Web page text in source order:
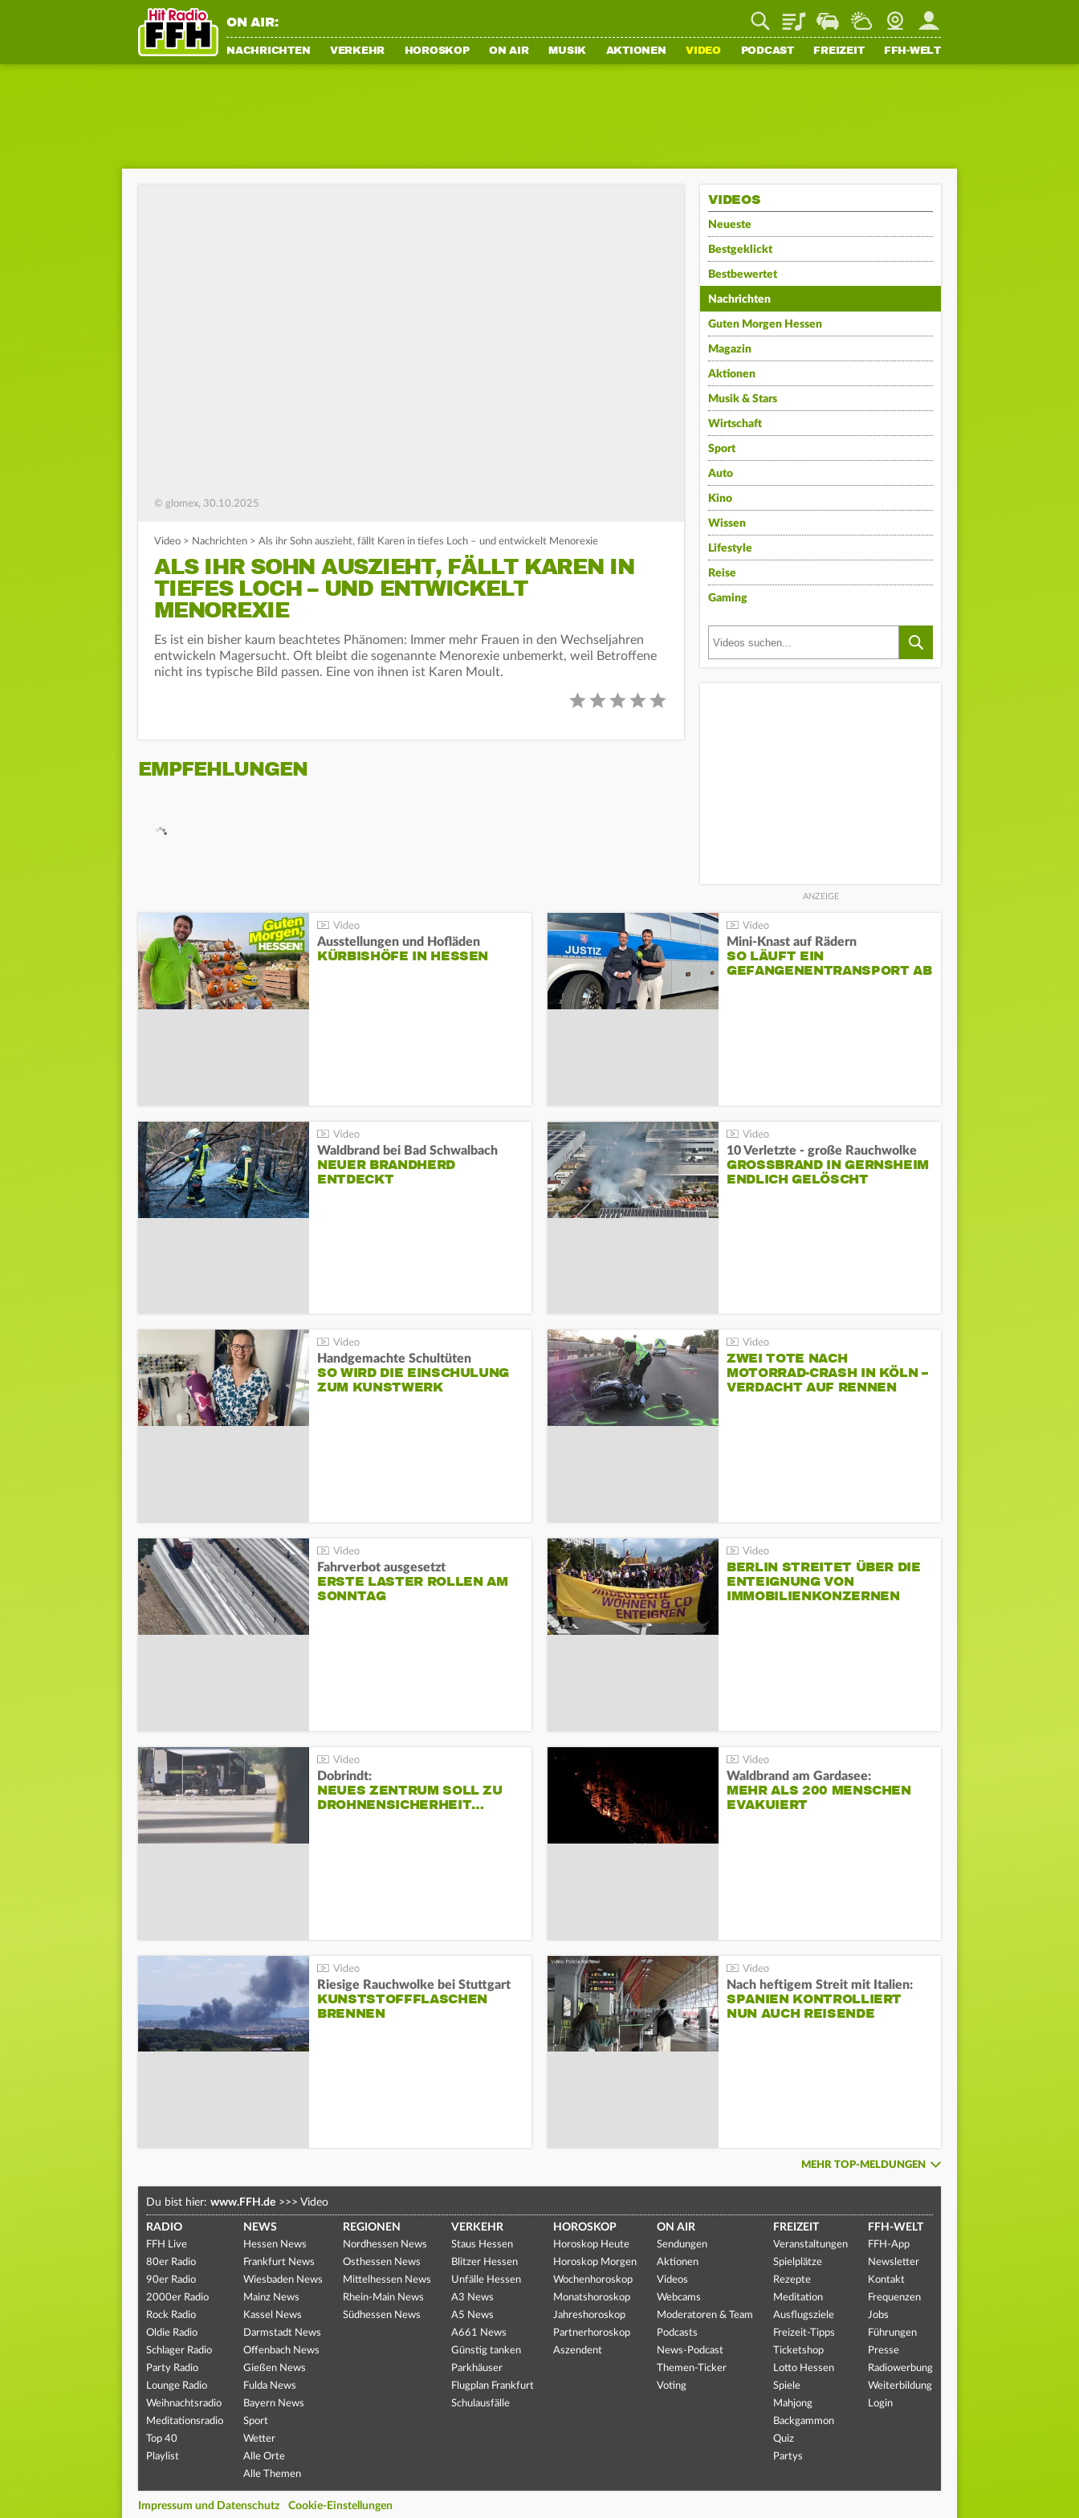
ON AIR: PlaylistStaupilotWetterWebcamMein FFH
NACHRICHTEN VERKEHR HOROSKOP ON AIR MUSIK AKTIONEN VIDEO PODCAST FREIZEIT FFH-WELT
© glomex, 30.10.2025
Video > Nachrichten > Als ihr Sohn auszieht, fällt Karen in tiefes Loch – und entwickelt Menorexie
ALS IHR SOHN AUSZIEHT, FÄLLT KAREN IN
TIEFES LOCH – UND ENTWICKELT
MENOREXIE
Es ist ein bisher kaum beachtetes Phänomen: Immer mehr Frauen in den Wechseljahren
entwickeln Magersucht. Oft bleibt die sogenannte Menorexie unbemerkt, weil Betroffene
nicht ins typische Bild passen. Eine von ihnen ist Karen Moult.
EMPFEHLUNGEN
VIDEOS
Neueste
Bestgeklickt
Bestbewertet
Nachrichten
Guten Morgen Hessen
Magazin
Aktionen
Musik & Stars
Wirtschaft
Sport
Auto
Kino
Wissen
Lifestyle
Reise
Gaming
Ausstellungen und Hofläden
KÜRBISHÖFE IN HESSEN
Mini-Knast auf Rädern
SO LÄUFT EIN
GEFANGENENTRANSPORT AB
Waldbrand bei Bad Schwalbach
NEUER BRANDHERD
ENTDECKT
10 Verletzte - große Rauchwolke
GROSSBRAND IN GERNSHEIM E
NDLICH GELÖSCHT
Handgemachte Schultüten
SO WIRD DIE EINSCHULUNG
ZUM KUNSTWERK
ZWEI TOTE NACH
MOTORRAD-CRASH IN KÖLN –
VERDACHT AUF RENNEN
Fahrverbot ausgesetzt
ERSTE LASTER ROLLEN AM
SONNTAG
BERLIN STREITET ÜBER DIE
ENTEIGNUNG VON
IMMOBILIENKONZERNEN
Dobrindt:
NEUES ZENTRUM SOLL ZU
DROHNENSICHERHEIT…
Waldbrand am Gardasee:
MEHR ALS 200 MENSCHEN
EVAKUIERT
Riesige Rauchwolke bei Stuttgart
KUNSTSTOFFFLASCHEN
BRENNEN
Nach heftigem Streit mit Italien:
SPANIEN KONTROLLIERT
NUN AUCH REISENDE
MEHR TOP-MELDUNGEN
Du bist hier: www.FFH.de >>> Video
RADIO
FFH Live
80er Radio
90er Radio
2000er Radio
Rock Radio
Oldie Radio
Schlager Radio
Party Radio
Lounge Radio
Weihnachtsradio
Meditationsradio
Top 40
Playlist
NEWS
Hessen News
Frankfurt News
Wiesbaden News
Mainz News
Kassel News
Darmstadt News
Offenbach News
Gießen News
Fulda News
Bayern News
Sport
Wetter
Alle Orte
Alle Themen
REGIONEN
Nordhessen News
Osthessen News
Mittelhessen News
Rhein-Main News
Südhessen News
VERKEHR
Staus Hessen
Blitzer Hessen
Unfälle Hessen
A3 News
A5 News
A661 News
Günstig tanken
Parkhäuser
Flugplan Frankfurt
Schulausfälle
HOROSKOP
Horoskop Heute
Horoskop Morgen
Wochenhoroskop
Monatshoroskop
Jahreshoroskop
Partnerhoroskop
Aszendent
ON AIR
Sendungen
Aktionen
Videos
Webcams
Moderatoren & Team
Podcasts
News-Podcast
Themen-Ticker
Voting
FREIZEIT
Veranstaltungen
Spielplätze
Rezepte
Meditation
Ausflugsziele
Freizeit-Tipps
Ticketshop
Lotto Hessen
Spiele
Mahjong
Backgammon
Quiz
Partys
FFH-WELT
FFH-App
Newsletter
Kontakt
Frequenzen
Jobs
Führungen
Presse
Radiowerbung
Weiterbildung
Login
Impressum und Datenschutz Cookie-Einstellungen